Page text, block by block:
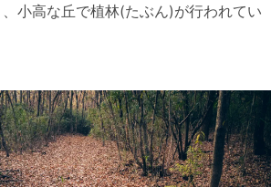
小高な丘で植林(たぶん)が行われてい